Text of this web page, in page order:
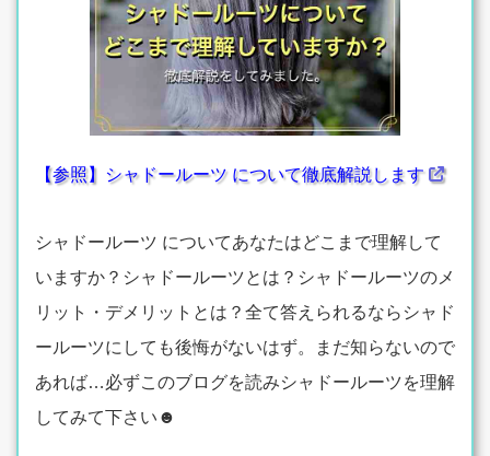
【参照】シャドールーツ について徹底解説します
シャドールーツ についてあなたはどこまで理解して
いますか？シャドールーツとは？シャドールーツのメ
リット・デメリットとは？全て答えられるならシャド
ールーツにしても後悔がないはず。まだ知らないので
あれば…必ずこのブログを読みシャドールーツを理解
してみて下さい☻